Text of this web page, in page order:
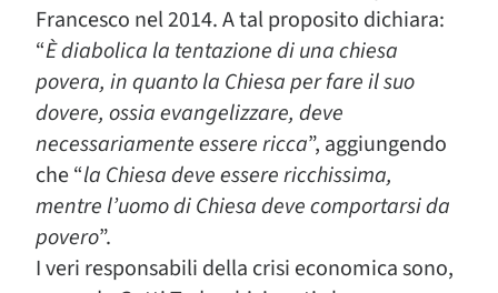
Francesco nel 2014. A tal proposito dichiara:
“È diabolica la tentazione di una chiesa
povera, in quanto la Chiesa per fare il suo
dovere, ossia evangelizzare, deve
necessariamente essere ricca”, aggiungendo
che “la Chiesa deve essere ricchissima,
mentre l’uomo di Chiesa deve comportarsi da
povero”.
I veri responsabili della crisi economica sono,